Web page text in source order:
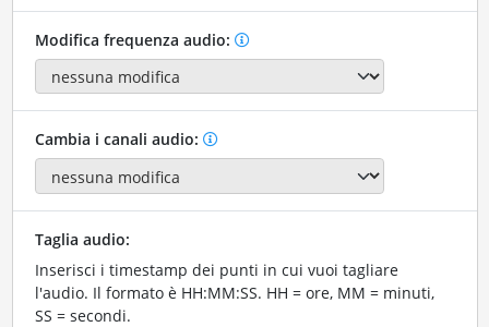
Modifica frequenza audio:
Cambia i canali audio:
Taglia audio:
Inserisci i timestamp dei punti in cui vuoi tagliare
l'audio. Il formato è HH:MM:SS. HH = ore, MM = minuti,
SS = secondi.